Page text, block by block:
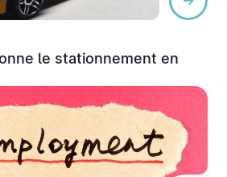
le stationnement en